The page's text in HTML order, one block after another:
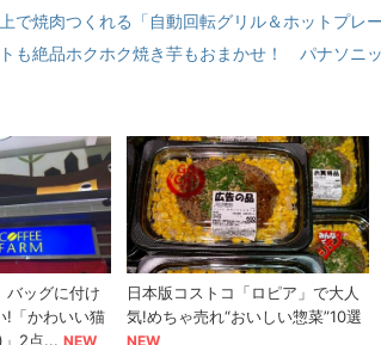
で焼肉つくれる「自動回転グリル＆ホットプレー
も絶品ホクホク焼き芋もおまかせ！ パナソニ